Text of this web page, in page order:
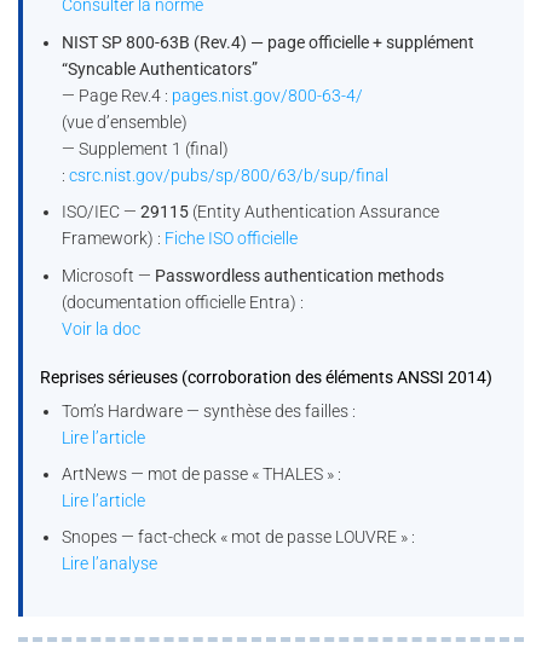
Consulter la norme
NIST SP 800-63B (Rev.4) — page officielle + supplément
“Syncable Authenticators”
— Page Rev.4 : pages.nist.gov/800-63-4/
(vue d’ensemble)
— Supplement 1 (final)
:csrc.nist.gov/pubs/sp/800/63/b/sup/final
ISO/IEC —29115 (Entity Authentication Assurance
Framework) : Fiche ISO officielle
Microsoft — Passwordless authentication methods
(documentation officielle Entra) :
Voir la doc
Reprises sérieuses (corroboration des éléments ANSSI 2014)
Tom’s Hardware — synthèse des failles :
Lire l’article
ArtNews — mot de passe « THALES » :
Lire l’article
Snopes — fact-check « mot de passe LOUVRE » :
Lire l’analyse